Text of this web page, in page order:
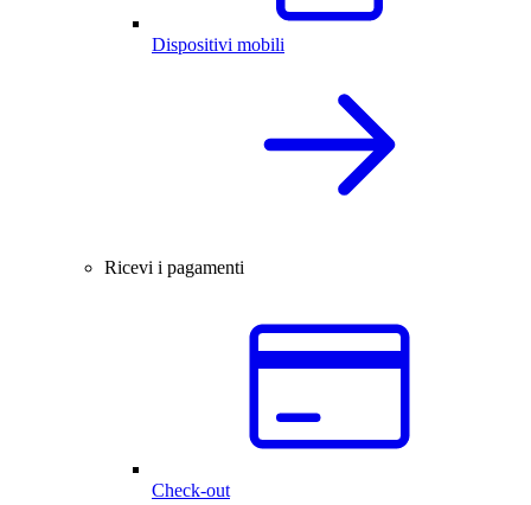
Dispositivi mobili
Ricevi i pagamenti
Check-out